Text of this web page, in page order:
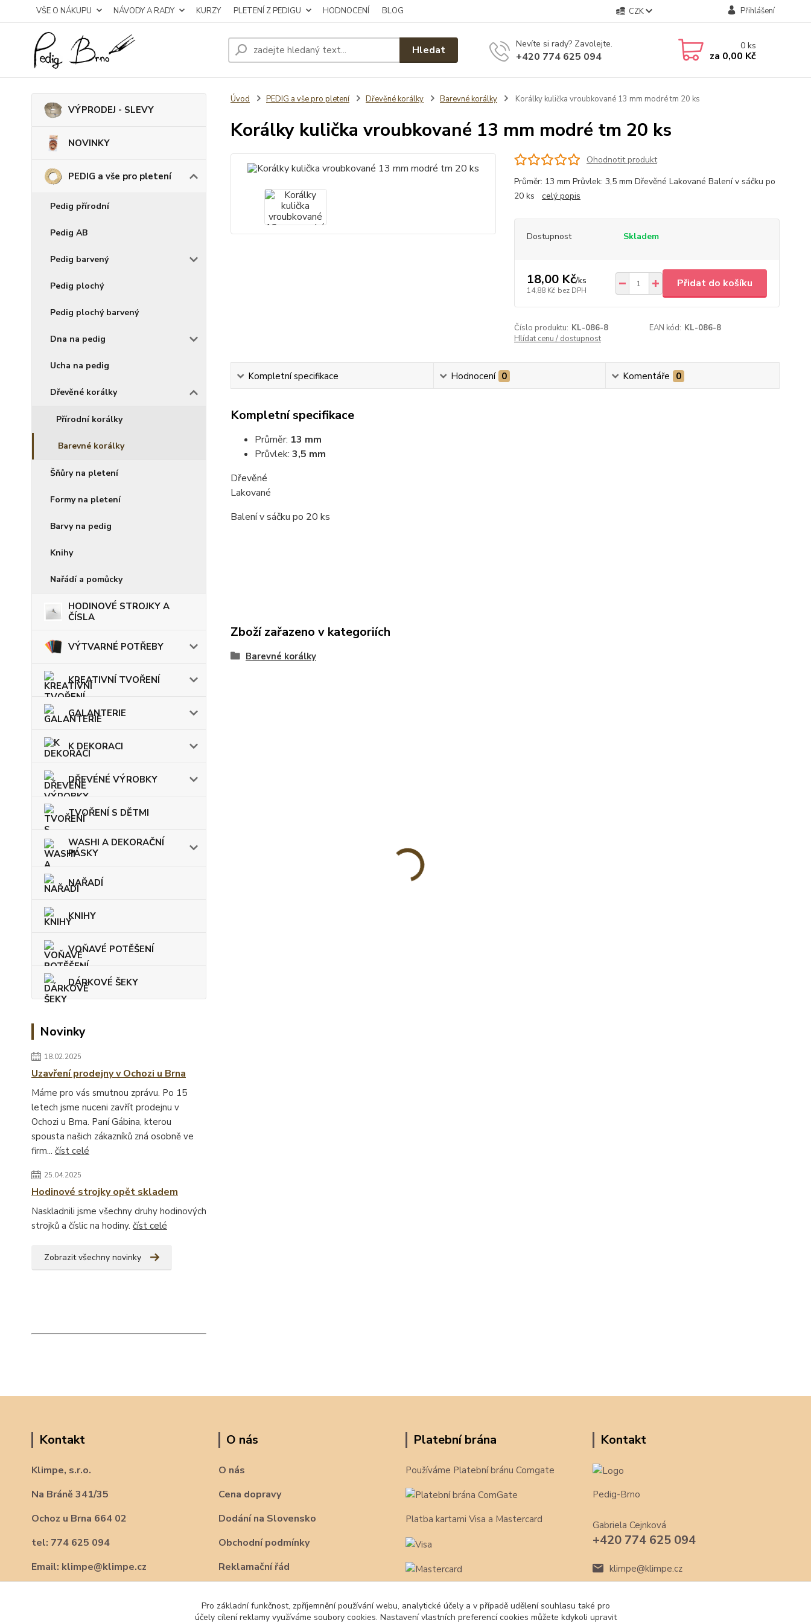
VŠE O NÁKUPU NÁVODY A RADY KURZY PLETENÍ Z PEDIGU HODNOCENÍ BLOG CZK Přihlášení
Hledat Nevíte si rady? Zavolejte.
+420 774 625 094
0ks
za 0,00 Kč
VÝPRODEJ - SLEVY
NOVINKY
PEDIG a vše pro pletení
Pedig přírodní
Pedig AB
Pedig barvený
Pedig plochý
Pedig plochý barvený
Dna na pedig
Ucha na pedig
Dřevěné korálky
Přírodní korálky
Barevné korálky
Šňůry na pletení
Formy na pletení
Barvy na pedig
Knihy
Nařádí a pomůcky
HODINOVÉ STROJKY A
ČÍSLA
VÝTVARNÉ POTŘEBY
KREATIVNÍ TVOŘENÍ
GALANTERIE
K DEKORACI
DŘEVÉNÉ VÝROBKY
TVOŘENÍ S DĚTMI
WASHI A DEKORAČNÍ
PÁSKY
NAŘADÍ
KNIHY
VOŇAVÉ POTĚŠENÍ
DÁRKOVÉ ŠEKY
Novinky
18.02.2025
Uzavření prodejny v Ochozi u Brna
Máme pro vás smutnou zprávu. Po 15
letech jsme nuceni zavřít prodejnu v
Ochozi u Brna. Paní Gábina, kterou
spousta našich zákazníků zná osobně ve
firm... číst celé
25.04.2025
Hodinové strojky opět skladem
Naskladnili jsme všechny druhy hodinových
strojků a číslic na hodiny. číst celé
Zobrazit všechny novinky
Úvod PEDIG a vše pro pletení Dřevěné korálky Barevné korálky Korálky kulička vroubkované 13 mm modré tm 20 ks
Korálky kulička vroubkované 13 mm modré tm 20 ks
Ohodnotit produkt
Průměr: 13 mm Průvlek: 3,5 mm Dřevěné Lakované Balení v sáčku po
20 ks celý popis
Dostupnost Skladem
18,00 Kč/ks
14,88 Kč bez DPH
Přidat do košíku
Číslo produktu: KL-086-8 EAN kód: KL-086-8
Hlídat cenu / dostupnost
Kompletní specifikace Hodnocení 0 Komentáře 0
Kompletní specifikace
Průměr: 13 mm
Průvlek: 3,5 mm
Dřevěné
Lakované
Balení v sáčku po 20 ks
Zboží zařazeno v kategoriích
Barevné korálky
Kontakt
Klimpe, s.r.o.
Na Bráně 341/35
Ochoz u Brna 664 02
tel: 774 625 094
Email: klimpe@klimpe.cz
O nás
O nás
Cena dopravy
Dodání na Slovensko
Obchodní podmínky
Reklamační řád
Platební brána
Používáme Platební bránu Comgate
Platba kartami Visa a Mastercard
Kontakt
Pedig-Brno
Gabriela Cejnková
+420 774 625 094
klimpe@klimpe.cz
Pro základní funkčnost, zpříjemnění používání webu, analytické účely a v případě udělení souhlasu také pro
účely cílení reklamy využíváme soubory cookies. Nastavení vlastních preferencí cookies můžete kdykoli upravit